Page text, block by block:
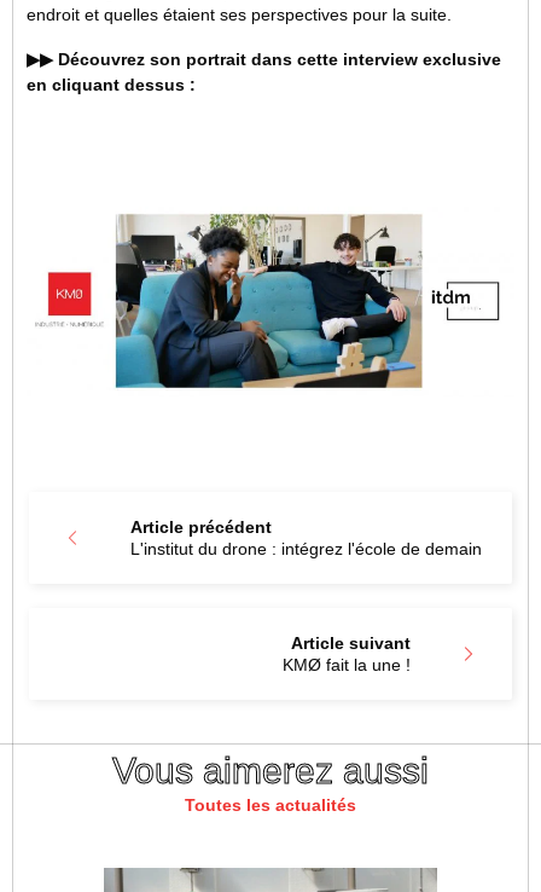
endroit et quelles étaient ses perspectives pour la suite.
▶▶ Découvrez son portrait dans cette interview exclusive
en cliquant dessus :
Article précédent
L'institut du drone : intégrez l'école de demain
Article suivant
KMØ fait la une !
Vous aimerez aussi
Toutes les actualités